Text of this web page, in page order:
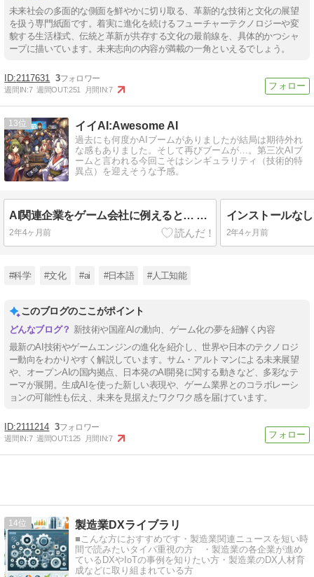
未来社会の多面的な側面を鮮やかに切り取る、革新的な技術と文化の展望
を扱う専門紙面です。着実に進化を続けるフューチャーテクノロジーや変
貌する生活様式、伝統と革新が共存する文化の最前線を、具体的かつシャ
ープに描いています。未来志向の内容が満載の一角といえるでしょう。
2117631 3
週間IN:7 週間OUT:251 月間IN:7
13 イイAI:Awesome AI
過去にも何度かAIブームがありましたが結局は期待外れ
な感もありました。そして再びブームが…。第三次AIブ
ームと言われる今回こそはシンギュラリティ（技術的特
異点）を迎えそうな予感。
AI関連企業をゲーム会社に例えると… #独断と偏見 #ゲーム会社 #AI関連企業
2年4ヶ月前 2年4ヶ月前
#科学 #文化 #ai #日本語 #人工知能
このブログのここがポイント
新技術や国産AIの動向、ゲーム化の夢を紐解く内容
最新のAI技術やゲームエンジンの進化を紹介し、世界や日本のテクノロジ
ー動向をわかりやすく解説しています。サム・アルトマンによる未来展望
や、オープンAIの国内拠点、日本発のAI開発に関する動きなど、多彩なテ
ーマが展開。生成AIを使った新しい表現や、ゲーム業界とのコラボレーシ
ョンの可能性も伝え、未来を見据えたワクワク感を届けています。
2111214 3
週間IN:7 週間OUT:125 月間IN:7
14 製造業DXライブラリ
■こんな方におすすめです・製造業関連ニュースを短い時
間で読みたいタイパ重視の方 ・製造業の各企業が進め
ているDXやIoTの事例を知りたい方・製造業のDX人材育
成などに取り組まれている方